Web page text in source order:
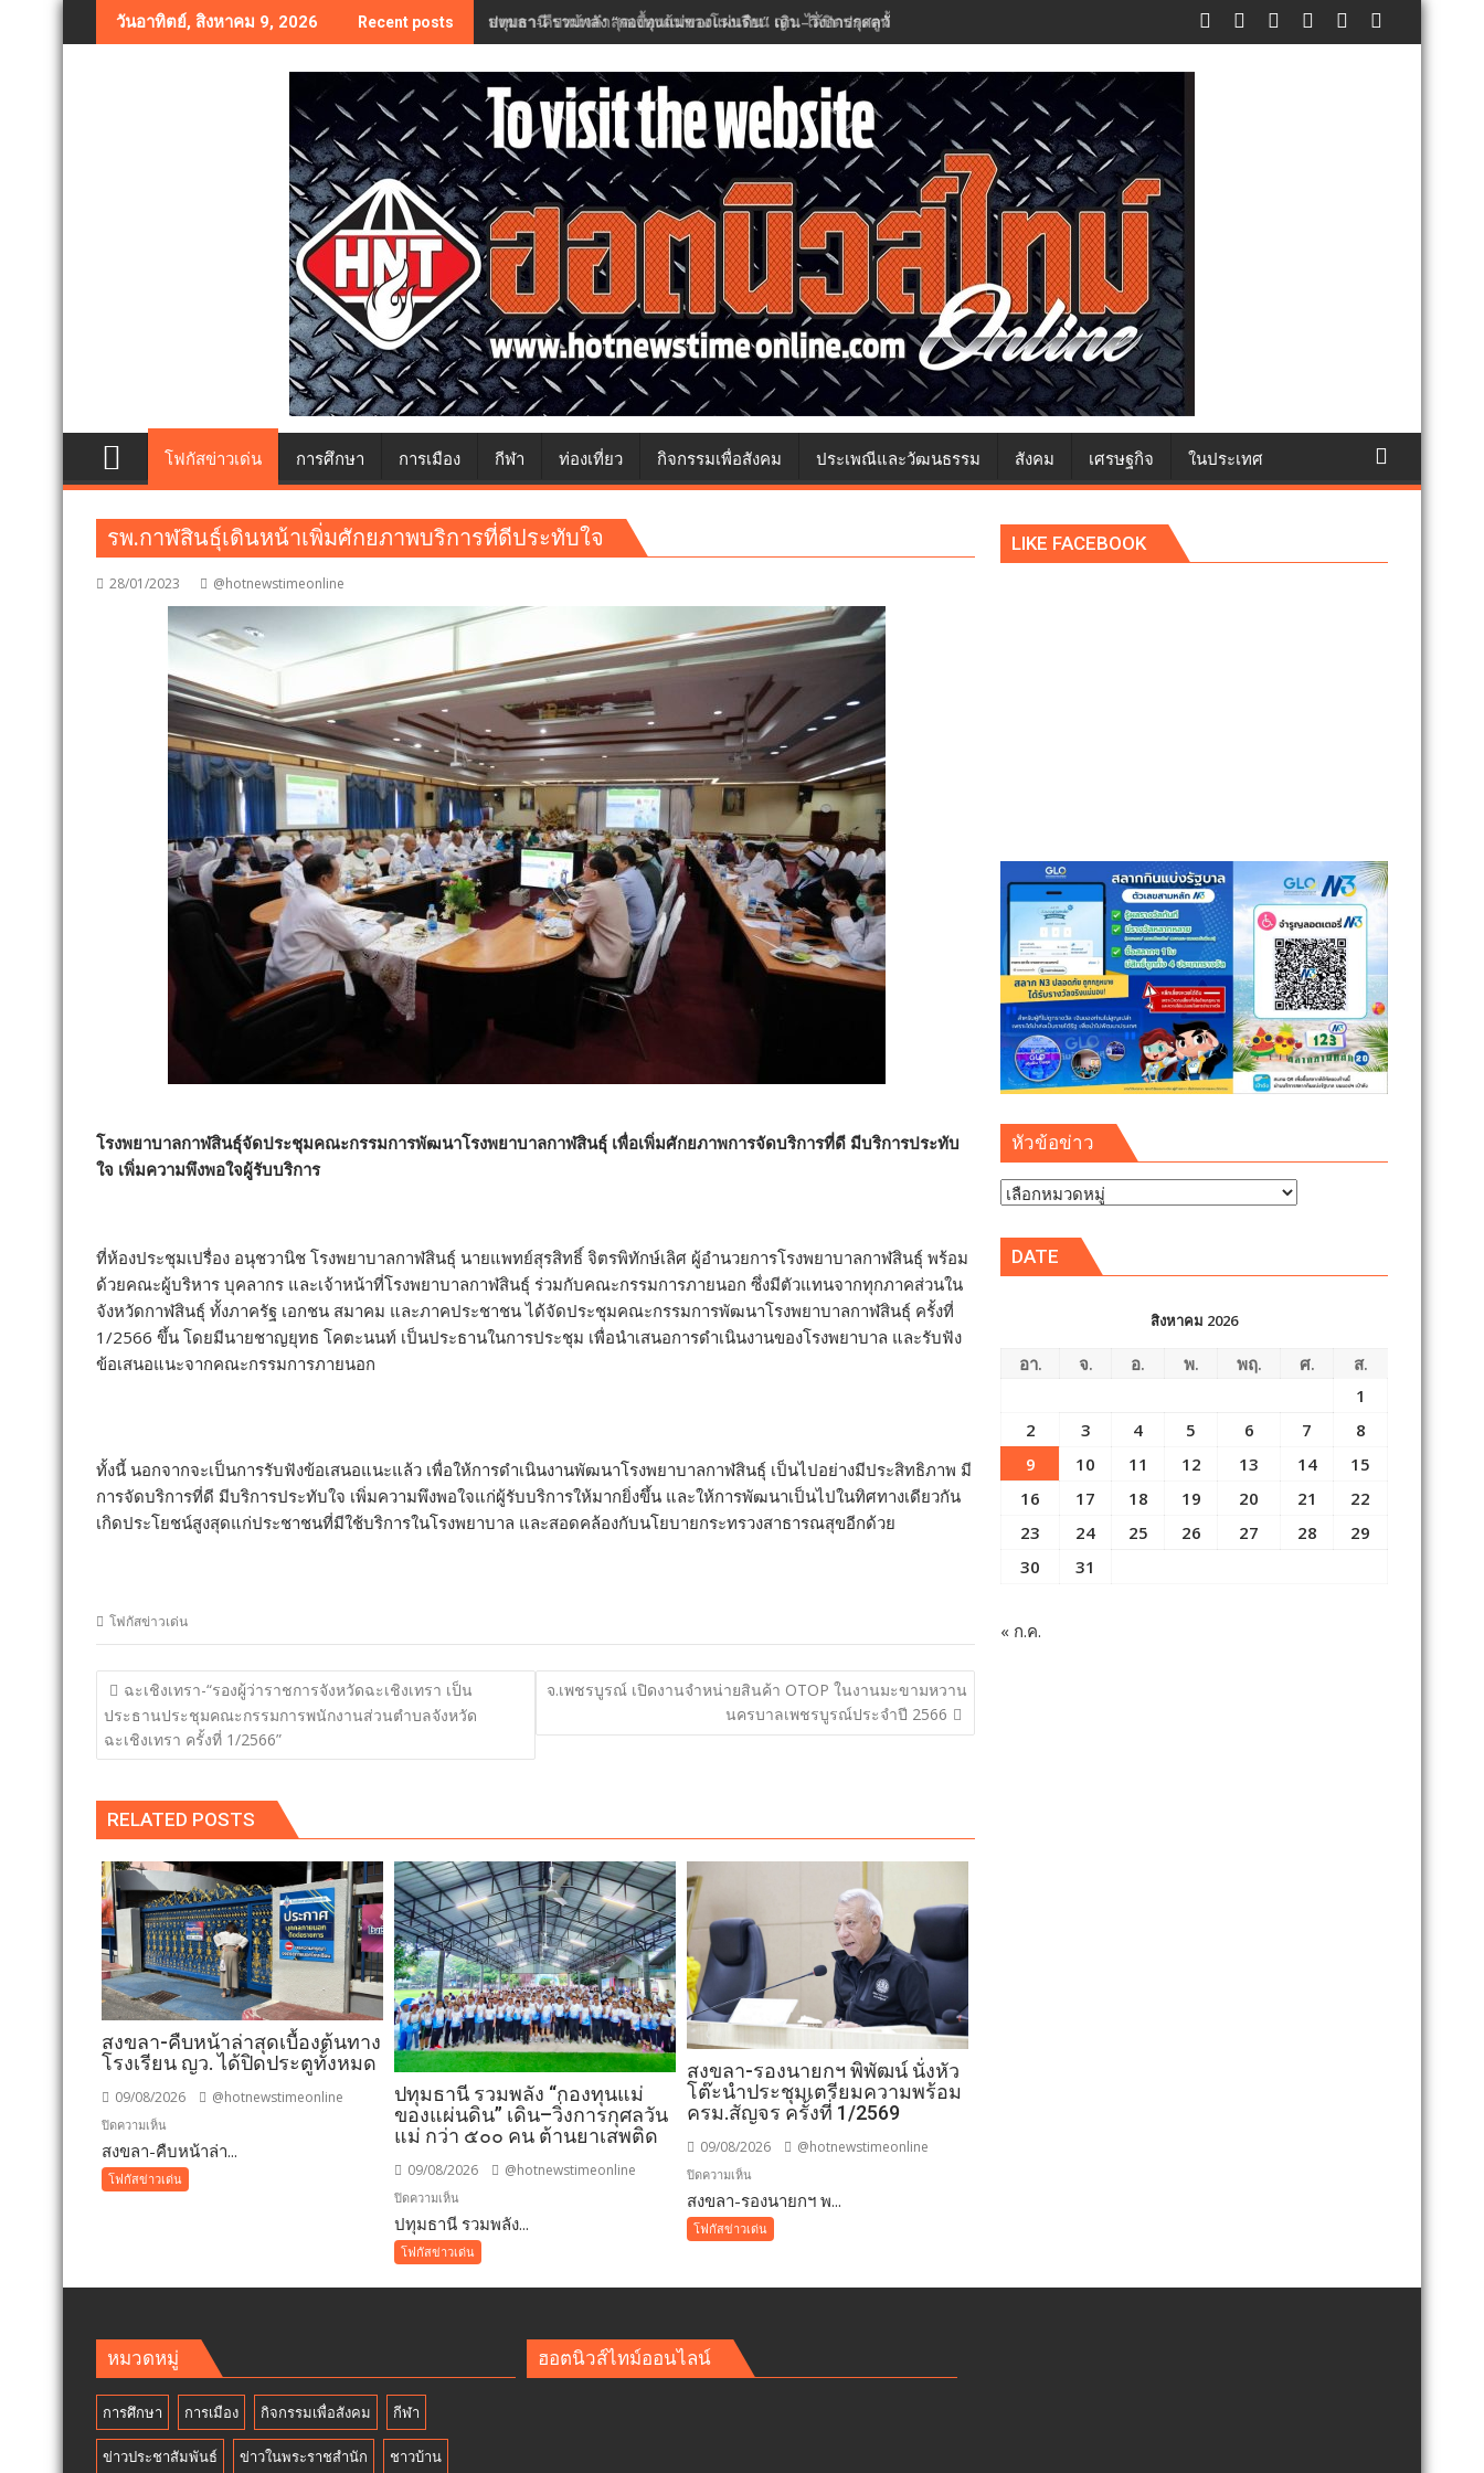
to
วันอาทิตย์, สิงหาคม 9, 2026 Recent posts ปทุมธานี รวมพลัง “กองทุนแม่ของแผ่นดิน” เดิน–วิ่งการกุศลวันแม่ กว่า ๕๐๐ คน ต้านยาเสพติด
โฟกัสข่าวเด่น การศึกษา การเมือง กีฬา ท่องเที่ยว กิจกรรมเพื่อสังคม ประเพณีและวัฒนธรรม สังคม เศรษฐกิจ ในประเทศ
รพ.กาฬสินธุ์เดินหน้าเพิ่มศักยภาพบริการที่ดีประทับใจ
28/01/2023 @hotnewstimeonline
โรงพยาบาลกาฬสินธุ์จัดประชุมคณะกรรมการพัฒนาโรงพยาบาลกาฬสินธุ์ เพื่อเพิ่มศักยภาพการจัดบริการที่ดี มีบริการประทับ
ใจ เพิ่มความพึงพอใจผู้รับบริการ
ที่ห้องประชุมเปรื่อง อนุชวานิช โรงพยาบาลกาฬสินธุ์ นายแพทย์สุรสิทธิ์ จิตรพิทักษ์เลิศ ผู้อำนวยการโรงพยาบาลกาฬสินธุ์ พร้อม
ด้วยคณะผู้บริหาร บุคลากร และเจ้าหน้าที่โรงพยาบาลกาฬสินธุ์ ร่วมกับคณะกรรมการภายนอก ซึ่งมีตัวแทนจากทุกภาคส่วนใน
จังหวัดกาฬสินธุ์ ทั้งภาครัฐ เอกชน สมาคม และภาคประชาชน ได้จัดประชุมคณะกรรมการพัฒนาโรงพยาบาลกาฬสินธุ์ ครั้งที่
1/2566 ขึ้น โดยมีนายชาญยุทธ โคตะนนท์ เป็นประธานในการประชุม เพื่อนำเสนอการดำเนินงานของโรงพยาบาล และรับฟัง
ข้อเสนอแนะจากคณะกรรมการภายนอก
ทั้งนี้ นอกจากจะเป็นการรับฟังข้อเสนอแนะแล้ว เพื่อให้การดำเนินงานพัฒนาโรงพยาบาลกาฬสินธุ์ เป็นไปอย่างมีประสิทธิภาพ มี
การจัดบริการที่ดี มีบริการประทับใจ เพิ่มความพึงพอใจแก่ผู้รับบริการให้มากยิ่งขึ้น และให้การพัฒนาเป็นไปในทิศทางเดียวกัน
เกิดประโยชน์สูงสุดแก่ประชาชนที่มีใช้บริการในโรงพยาบาล และสอดคล้องกับนโยบายกระทรวงสาธารณสุขอีกด้วย
โฟกัสข่าวเด่น
แนะแนว
เรื่อง
ฉะเชิงเทรา-“รองผู้ว่าราชการจังหวัดฉะเชิงเทรา เป็น
ประธานประชุมคณะกรรมการพนักงานส่วนตำบลจังหวัด
ฉะเชิงเทรา ครั้งที่ 1/2566”
จ.เพชรบูรณ์ เปิดงานจำหน่ายสินค้า OTOP ในงานมะขามหวาน
นครบาลเพชรบูรณ์ประจำปี 2566
RELATED POSTS
สงขลา-คืบหน้าล่าสุดเบื้องต้นทาง
โรงเรียน ญว. ได้ปิดประตูทั้งหมด
09/08/2026 @hotnewstimeonline
ปิดความเห็น
สงขลา-
คืบ
หน้า
โรงเรียน
ได้
ปิด
ทั้งหมด
สงขลา-คืบหน้าล่า...
โฟกัสข่าวเด่น
ปทุมธานี รวมพลัง “กองทุนแม่
ของแผ่นดิน” เดิน–วิ่งการกุศลวัน
แม่ กว่า ๕๐๐ คน ต้านยาเสพติด
09/08/2026 @hotnewstimeonline
ปิดความเห็น
ปทุมธานี
รวม
พลัง
ปทุมธานี รวมพลัง...
โฟกัสข่าวเด่น
สงขลา-รองนายกฯ พิพัฒน์ นั่งหัว
โต๊ะนำประชุมเตรียมความพร้อม
ครม.สัญจร ครั้งที่ 1/2569
09/08/2026 @hotnewstimeonline
ปิดความเห็น
สงขลา-
รอง
นา
โต๊ะ
สงขลา-รองนายกฯ พ...
โฟกัสข่าวเด่น
LIKE FACEBOOK
หัวข้อข่าว
หัวข้อ
DATE
สิงหาคม 2026
อา. จ. อ. พ. พฤ. ศ.
ส.
1
2
3 4 5 6 7
8
9
10 11 12 13 14
15
16
17 18 19 20 21
22
23
24 25 26 27 28
29
30
31
« ก.ค.
หมวดหมู่
การศึกษา การเมือง กิจกรรมเพื่อสังคม กีฬา
ข่าวประชาสัมพันธ์ ข่าวในพระราชสำนัก ชาวบ้าน
ฮอตนิวส์ไทม์ออนไลน์